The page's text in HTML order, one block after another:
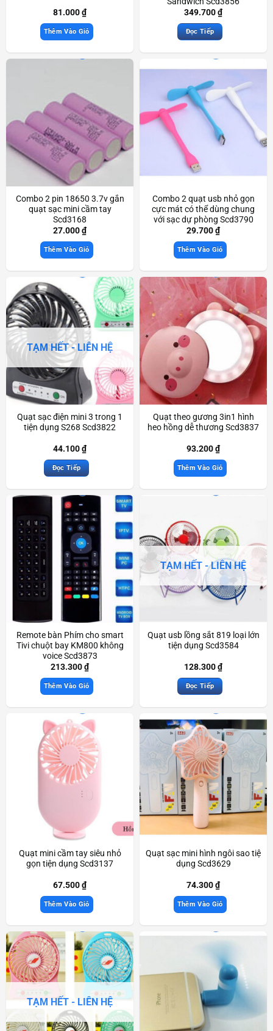
81.000₫
Thêm Vào Giỏ
349.700₫
Đọc Tiếp
Combo 2 pin 18650 3.7v gắn
quạt sạc mini cầm tay
Scd3168
27.000₫
Thêm Vào Giỏ
Combo 2 quạt usb nhỏ gọn
cực mát có thể dùng chung
với sạc dự phòng Scd3790
29.700₫
Thêm Vào Giỏ
TẠM HẾT - LIÊN HỆ
Quạt sạc điện mini 3 trong 1
tiện dụng S268 Scd3822
44.100₫
Đọc Tiếp
Quạt theo gương 3in1 hình
heo hồng dễ thương Scd3837
93.200₫
Thêm Vào Giỏ
Remote bàn Phím cho smart
Tivi chuột bay KM800 không
voice Scd3873
213.300₫
Thêm Vào Giỏ
TẠM HẾT - LIÊN HỆ
Quạt usb lồng sắt 819 loại lớn
tiện dụng Scd3584
128.300₫
Đọc Tiếp
Quạt mini cầm tay siêu nhỏ
gọn tiện dụng Scd3137
67.500₫
Thêm Vào Giỏ
Quạt sạc mini hình ngôi sao tiệ
dụng Scd3629
74.300₫
Thêm Vào Giỏ
TẠM HẾT - LIÊN HỆ